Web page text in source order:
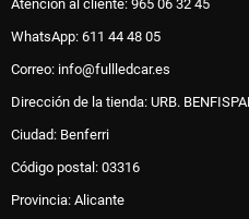
Atención al cliente: 965 06 32 45
WhatsApp: 611 44 48 05
Correo: info@fullledcar.es
Dirección de la tienda: URB.
Ciudad: Benferri
Código postal: 03316
Provincia: Alicante